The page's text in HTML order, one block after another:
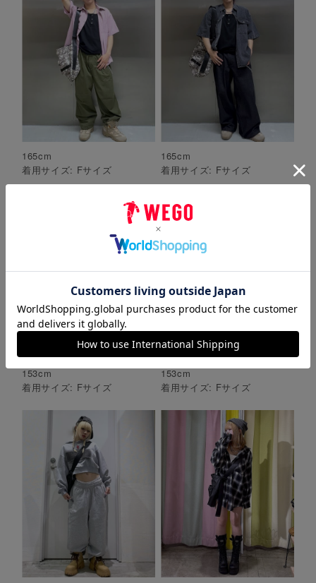
165cm
着用サイズ: Fサイズ
165cm
着用サイズ: Fサイズ
153cm
着用サイズ: Fサイズ
153cm
着用サイズ: Fサイズ